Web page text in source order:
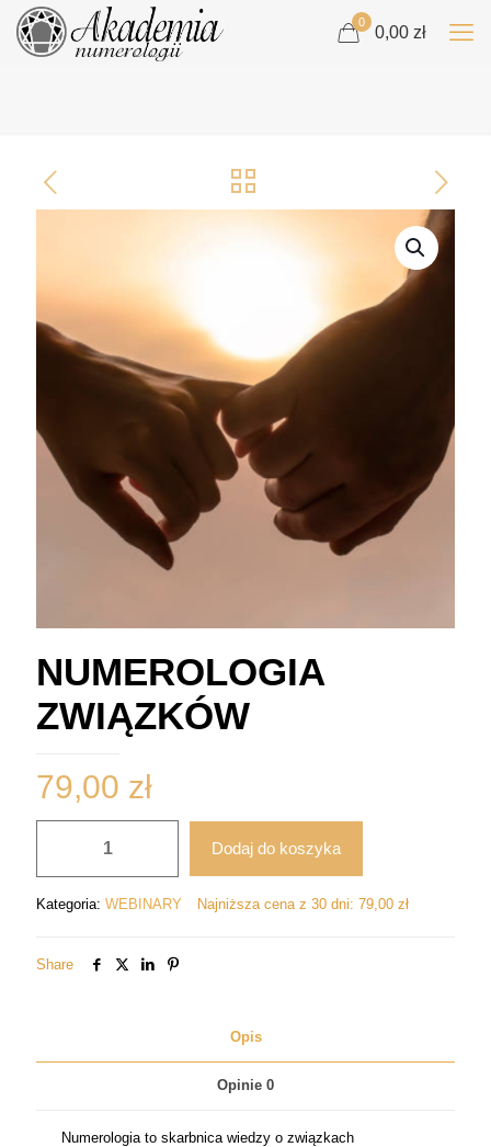
0
0,00 zł
NUMEROLOGIA
ZWIĄZKÓW
79,00 zł
NUMEROLOGIA
Dodaj do koszyka
Kategoria: WEBINARY Najniższa cena z 30 dni: 79,00 zł
Share
Opis
Opinie 0
Numerologia to skarbnica wiedzy o związkach